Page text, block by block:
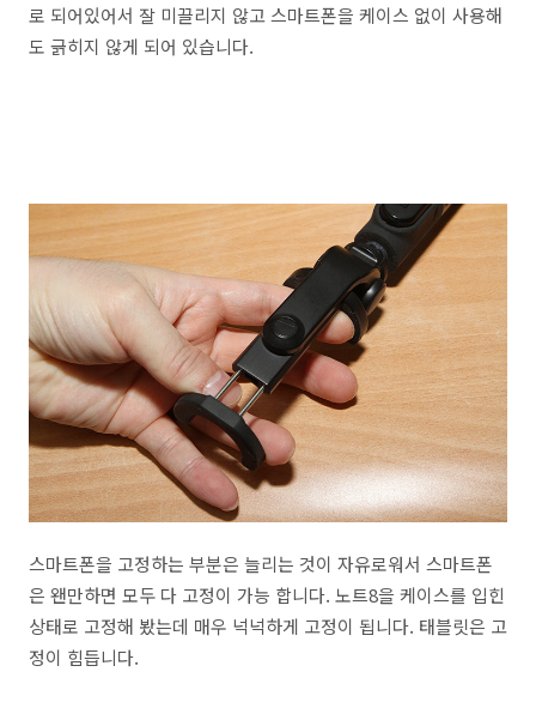
로 되어있어서 잘 미끌리지 않고 스마트폰을 케이스 없이 사용해
도 긁히지 않게 되어 있습니다.
스마트폰을 고정하는 부분은 늘리는 것이 자유로워서 스마트폰
은 왠만하면 모두 다 고정이 가능 합니다. 노트8을 케이스를 입힌
상태로 고정해 봤는데 매우 넉넉하게 고정이 됩니다. 태블릿은 고
정이 힘듭니다.